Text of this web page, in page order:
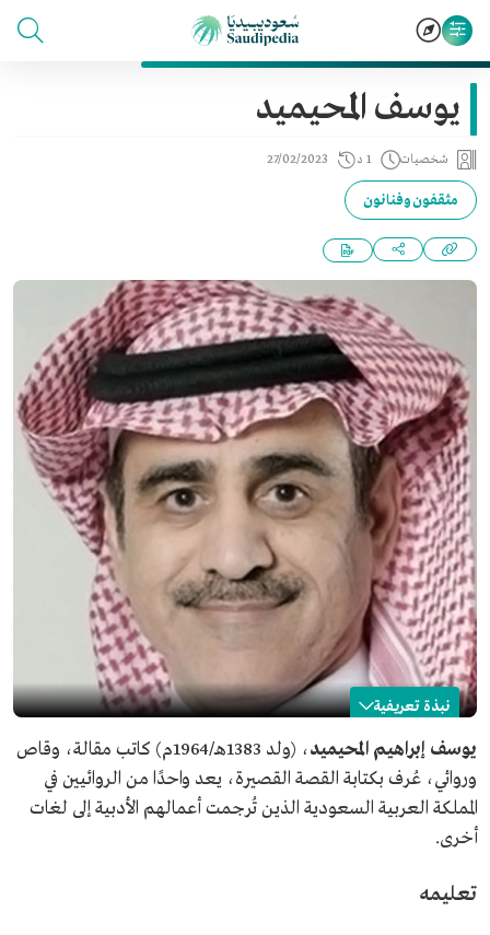
يوسف المحيميد
شخصيات 1 د 27/02/2023
مثقفون وفنانون
نبذة تعريفية
يوسف المحيميد
الاسم
يوسف المحيميد.
تاريخ الميلاد
1964م.
مكان الميلاد
يوسف إبراهيم المحيميد
، (ولد 1383هـ/1964م) كاتب مقالة، وقاص
وروائي، عُرف بكتابة القصة القصيرة، يعد واحدًا من الروائيين في
المملكة العربية السعودية الذين تُرجمت أعمالهم الأدبية إلى لغات
أخرى.
تعليمه